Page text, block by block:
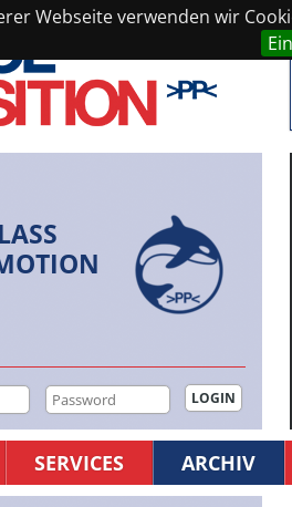
Webseite verwenden wir
SERVICES ARCHIV